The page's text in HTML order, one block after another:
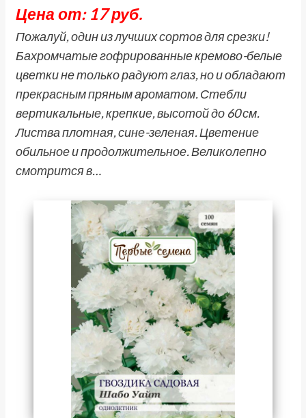
Цена от: 17 руб.
Пожалуй, один из лучших сортов для срезки!
Бахромчатые гофрированные кремово-белые
цветки не только радуют глаз, но и обладают
прекрасным пряным ароматом. Стебли
вертикальные, крепкие, высотой до 60 см.
Листва плотная, сине-зеленая. Цветение
обильное и продолжительное. Великолепно
смотрится в…